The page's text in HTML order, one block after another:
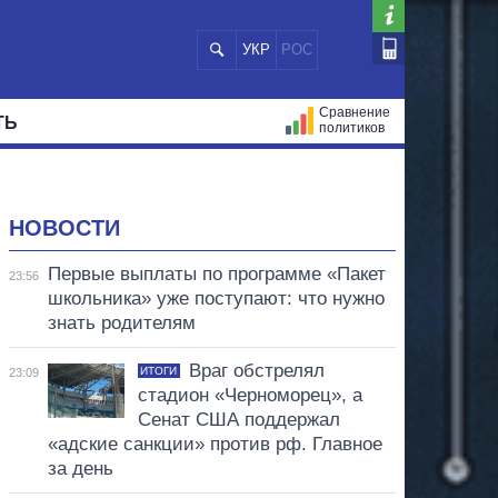
УКР РОС
Сравнение
политиков
НОВОСТИ
23:56
Первые выплаты по программе «Пакет
школьника» уже поступают: что нужно
знать родителям
23:09 ИТОГИ
Враг обстрелял
стадион «Черноморец», а
Сенат США поддержал
«адские санкции» против рф. Главное
за день